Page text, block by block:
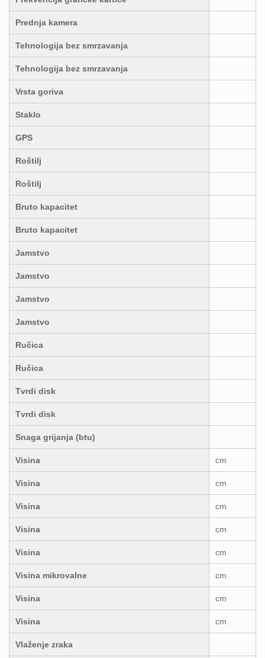
Prednja kamera
Tehnologija bez smrzavanja
Tehnologija bez smrzavanja
Vrsta goriva
Staklo
GPS
Roštilj
Roštilj
Bruto kapacitet
Bruto kapacitet
Jamstvo
Jamstvo
Jamstvo
Jamstvo
Ručica
Ručica
Tvrdi disk
Tvrdi disk
Snaga grijanja (btu)
Visina cm
Visina cm
Visina cm
Visina cm
Visina cm
Visina mikrovalne cm
Visina cm
Visina cm
Vlaženje zraka